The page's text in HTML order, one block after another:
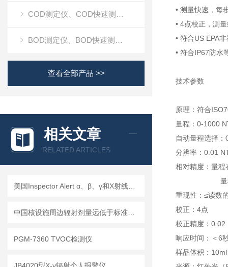
COD测定仪、COD快速测定仪
BOD测定仪、BOD快速测定仪
查看全部产品 >>
相关文章
RELATED ARTICLES
PGM-7360 TVOC检测仪
• 测量快速，每
• 4点校正，测
• 符合US EPA
• 符合IP67防水
技术参数
原理：符合
量程：0-1000
自动量程选择
分辨率：0.01
相对精度：量
量程在
重现性：≤读数
校正：4点
校正精度：0.02
响应时间：＜6
样品体积：10ml